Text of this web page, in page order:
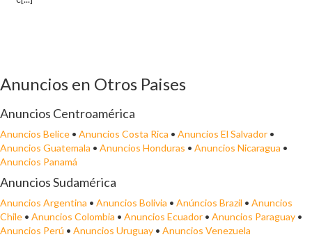
Anuncios en Otros Paises
Anuncios Centroamérica
Anuncios Belice • Anuncios Costa Rica • Anuncios El Salvador •
Anuncios Guatemala • Anuncios Honduras • Anuncios Nicaragua •
Anuncios Panamá
Anuncios Sudamérica
Anuncios Argentina • Anuncios Bolivia • Anúncios Brazil • Anuncios
Chile • Anuncios Colombia • Anuncios Ecuador • Anuncios Paraguay •
Anuncios Perú • Anuncios Uruguay • Anuncios Venezuela